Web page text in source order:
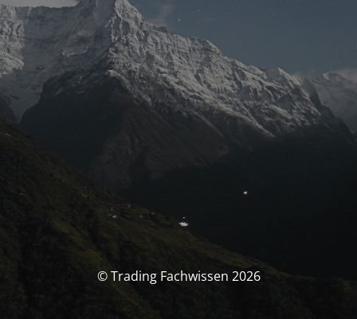
© Trading Fachwissen 2026